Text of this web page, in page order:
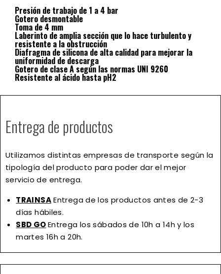
Presión de trabajo de 1 a 4 bar
Gotero desmontable
Toma de 4 mm
Laberinto de amplia sección que lo hace turbulento y
resistente a la obstrucción
Diafragma de silicona de alta calidad para mejorar la
uniformidad de descarga
Gotero de clase A según las normas UNI 9260
Resistente al ácido hasta pH2
Entrega de productos
Utilizamos distintas empresas de transporte según la
tipología del producto para poder dar el mejor
servicio de entrega.
TRAINSAEntrega de los productos antes de 2-3
días hábiles.
SBD GOEntrega los sábados de 10h a 14h y los
martes 16h a 20h.